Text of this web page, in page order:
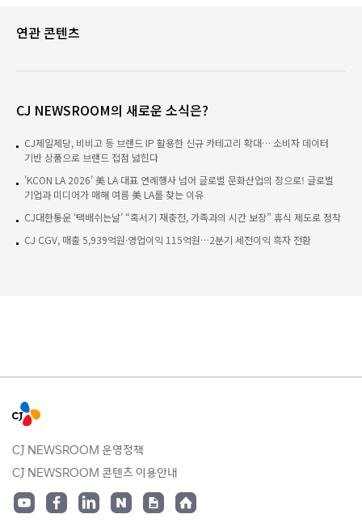
연관 콘텐츠
CJ NEWSROOM의 새로운 소식은?
CJ제일제당, 비비고 등 브랜드 IP 활용한 신규 카테고리 확대… 소비자 데이터
기반 상품으로 브랜드 접점 넓힌다
'KCON LA 2026' 美 LA 대표 연례행사 넘어 글로벌 문화산업의 장으로! 글로벌
기업과 미디어가 매해 여름 美 LA를 찾는 이유
CJ대한통운 ‘택배쉬는날’ “혹서기 재충전, 가족과의 시간 보장” 휴식 제도로 정착
CJ CGV, 매출 5,939억원·영업이익 115억원…2분기 세전이익 흑자 전환
CJ NEWSROOM 운영정책
CJ NEWSROOM 콘텐츠 이용안내